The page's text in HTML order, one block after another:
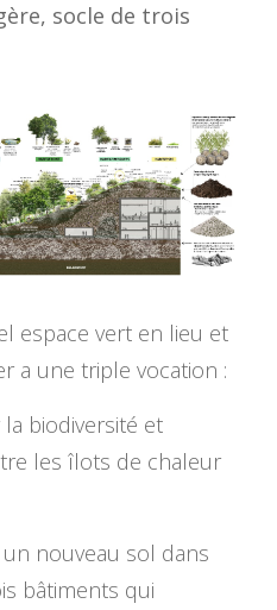
socle de trois
espace vert en lieu et
a une triple vocation :
biodiversité et
les îlots de chaleur
nouveau sol dans
bâtiments qui